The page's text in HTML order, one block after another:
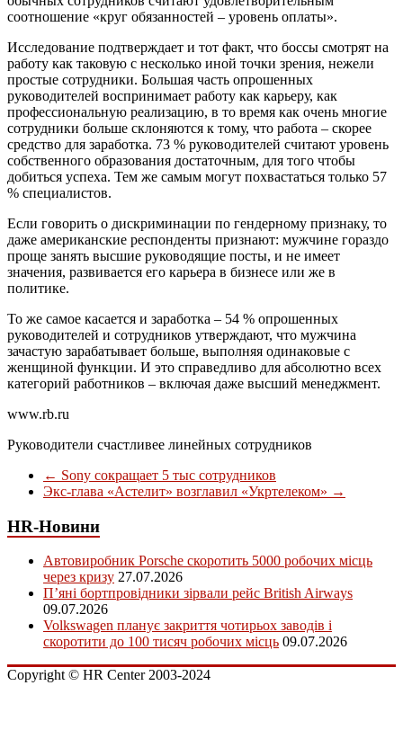
соотношение «круг обязанностей – уровень оплаты».
Исследование подтверждает и тот факт, что боссы смотрят на
работу как таковую с несколько иной точки зрения, нежели
простые сотрудники. Большая часть опрошенных
руководителей воспринимает работу как карьеру, как
профессиональную реализацию, в то время как очень многие
сотрудники больше склоняются к тому, что работа – скорее
средство для заработка. 73 % руководителей считают уровень
собственного образования достаточным, для того чтобы
добиться успеха. Тем же самым могут похвастаться только 57
% специалистов.
Если говорить о дискриминации по гендерному признаку, то
даже американские респонденты признают: мужчине гораздо
проще занять высшие руководящие посты, и не имеет
значения, развивается его карьера в бизнесе или же в
политике.
То же самое касается и заработка – 54 % опрошенных
руководителей и сотрудников утверждают, что мужчина
зачастую зарабатывает больше, выполняя одинаковые с
женщиной функции. И это справедливо для абсолютно всех
категорий работников – включая даже высший менеджмент.
www.rb.ru
Руководители счастливее линейных сотрудников
← Sony сокращает 5 тыс сотрудников
Экс-глава «Астелит» возглавил «Укртелеком» →
HR-Новини
Автовиробник Porsche скоротить 5000 робочих місць
через кризу 27.07.2026
П’яні бортпровідники зірвали рейс British Airways
09.07.2026
Volkswagen планує закриття чотирьох заводів і
скоротити до 100 тисяч робочих місць 09.07.2026
Copyright © HR Center 2003-2024